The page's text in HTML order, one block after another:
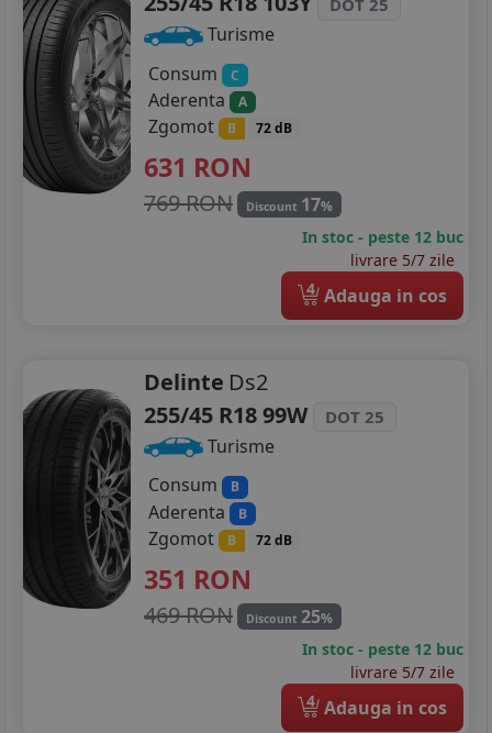
DOT 25
Turisme
Consum
C
Aderenta A
Zgomot B 72 dB
631 RON
769 RON Discount 17%
In stoc - peste 12 buc
livrare 5/7 zile
4 Adauga in cos
Delinte Ds2
255/45 R18 99W
DOT 25
Turisme
Consum
B
Aderenta B
Zgomot B 72 dB
351 RON
469 RON Discount 25%
In stoc - peste 12 buc
livrare 5/7 zile
4 Adauga in cos